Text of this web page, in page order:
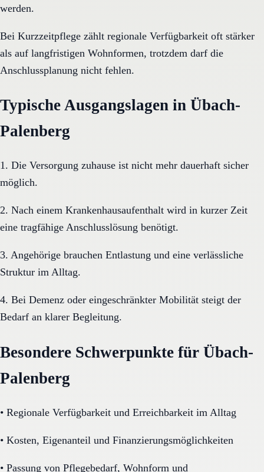
werden.
Bei Kurzzeitpflege zählt regionale Verfügbarkeit oft stärker
als auf langfristigen Wohnformen, trotzdem darf die
Anschlussplanung nicht fehlen.
Typische Ausgangslagen in Übach-
Palenberg
1. Die Versorgung zuhause ist nicht mehr dauerhaft sicher
möglich.
2. Nach einem Krankenhausaufenthalt wird in kurzer Zeit
eine tragfähige Anschlusslösung benötigt.
3. Angehörige brauchen Entlastung und eine verlässliche
Struktur im Alltag.
4. Bei Demenz oder eingeschränkter Mobilität steigt der
Bedarf an klarer Begleitung.
Besondere Schwerpunkte für Übach-
Palenberg
• Regionale Verfügbarkeit und Erreichbarkeit im Alltag
• Kosten, Eigenanteil und Finanzierungsmöglichkeiten
• Passung von Pflegebedarf, Wohnform und